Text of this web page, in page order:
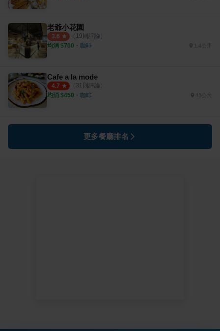
老爺小花園
3.6 （ 19則評論）
均消 $700 ・ 咖啡 1.4公里
Cafe a la mode
4.7 （ 31則評論）
均消 $450 ・ 咖啡
更多餐廳排名